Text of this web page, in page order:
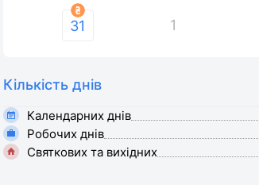
31 1
Кількість днів
Календарних днів
Робочих днів
Святкових та вихідних